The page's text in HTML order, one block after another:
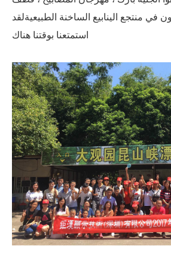
في منتجع الينابيع الساخنة الطبيعيةلقد
استمتعنا بوقتنا هناك